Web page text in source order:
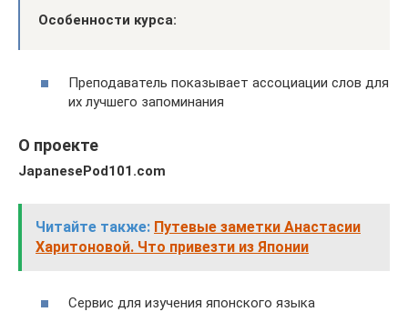
Особенности курса:
Преподаватель показывает ассоциации слов для
их лучшего запоминания
О проекте
JapanesePod101.com
Читайте также: Путевые заметки Анастасии
Харитоновой. Что привезти из Японии
Сервис для изучения японского языка